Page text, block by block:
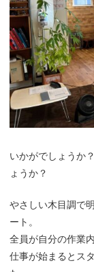
いかがでしょうか
ょうか？
やさしい木目調で
ート。
全員が自分の作業
仕事が始まるとス